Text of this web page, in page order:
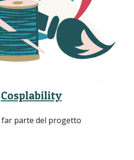
Cosplability
far parte del progetto